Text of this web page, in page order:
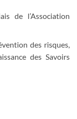
de l’Association
des risques,
des Savoirs